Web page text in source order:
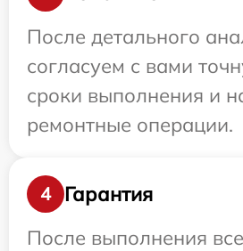
После детального
согласуем с вами
сроки выполнения и
ремонтные операции.
4
Гарантия
После выполнения